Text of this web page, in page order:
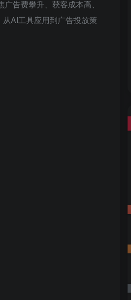
告费攀升、获客成本高、
AI工具应用到广告投放策